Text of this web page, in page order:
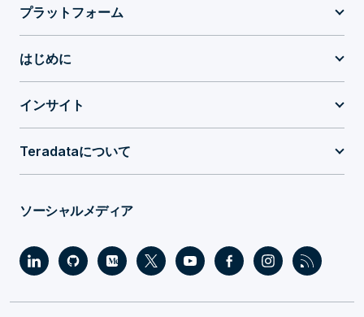
プラットフォーム
はじめに
インサイト
Teradataについて
ソーシャルメディア